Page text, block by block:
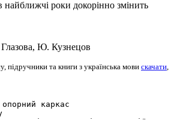
найближчі роки докорінно змінить
Ю. Кузнецов
підручники та книги з українська мови скачати,